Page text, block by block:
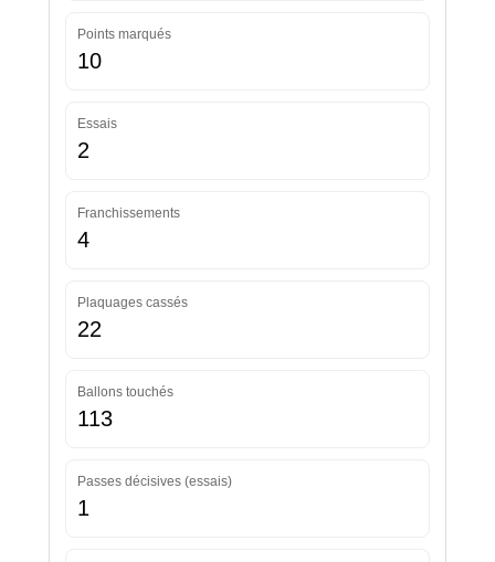
Points marqués
10
Essais
2
Franchissements
4
Plaquages cassés
22
Ballons touchés
113
Passes décisives (essais)
1